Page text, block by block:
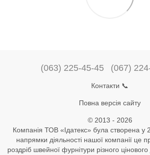
(063) 225-45-45 (067)
Контакти 📞
Повна версія сайту
© 2013 - 2026
Компанія ТОВ «Ідатекс» була створена у
напрямки діяльності нашої компанії це
роздріб швейної фурнітури різного цінового